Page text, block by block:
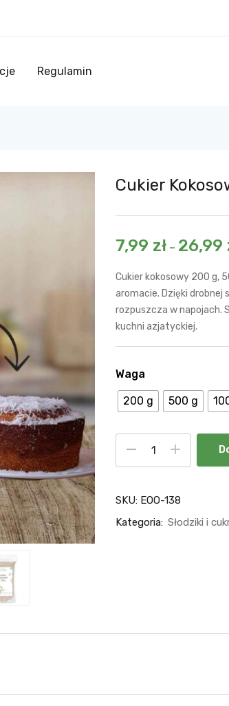
Regulamin
Cukier
7,99 zł – 26,99
Cukier kokosowy 200 g,
aromacie. Dzięki
rozpuszcza w napojach.
kuchni azjatyckiej.
Waga
200 g 500 g
SKU: EOO-138
Kategoria: Słodziki i